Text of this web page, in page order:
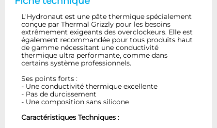
L'Hydronaut est une pâte thermique spécialement
conçue par Thermal Grizzly pour les besoins
extrêmement exigeants des overclockeurs. Elle est
également recommandée pour tous produits haut
de gamme nécessitant une conductivité
thermique ultra performante, comme dans
certains système professionnels.
Ses points forts :
- Une conductivité thermique excellente
- Pas de durcissement
- Une composition sans silicone
Caractéristiques Techniques :